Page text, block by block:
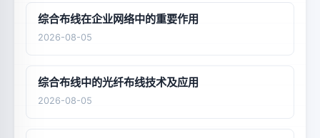
综合布线在企业网络中的重要作用
2026-08-05
综合布线中的光纤布线技术及应用
2026-08-05